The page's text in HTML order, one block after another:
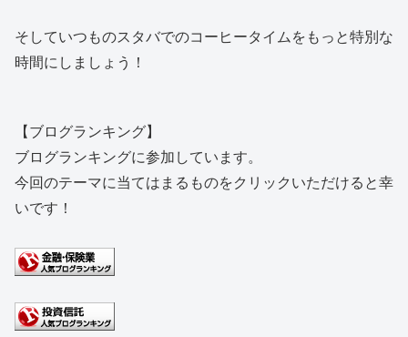
そしていつものスタバでのコーヒータイムをもっと特別な
時間にしましょう！
【ブログランキング】
ブログランキングに参加しています。
今回のテーマに当てはまるものをクリックいただけると幸
いです！